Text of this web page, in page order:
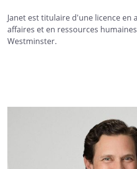
Janet est titulaire d'une licence en
affaires et en ressources
Westminster.